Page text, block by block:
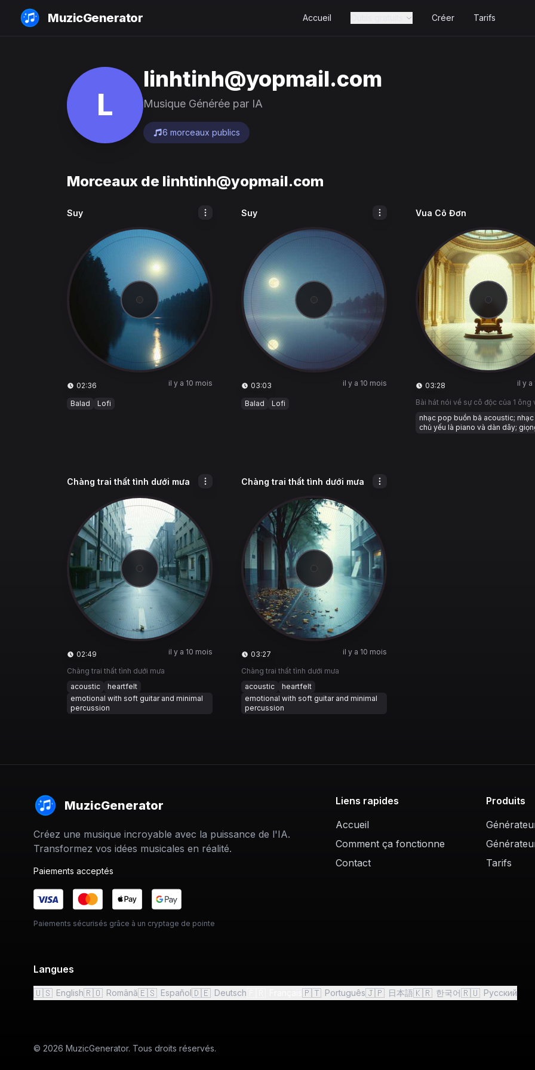
MuzicGenerator Accueil Créer Tarifs
L
linhtinh@yopmail.com
Musique Générée par IA
6 morceaux publics
Morceaux de linhtinh@yopmail.com
Suy
02:36 il y a 10 mois
Balad Lofi
Suy
03:03 il y a 10 mois
Balad Lofi
Vua Cô Đơn
03:28 il y a
Bài hát nói về sự cô độc của 1 ông
nhạc pop buồn bã acoustic;
chủ yếu là piano và dàn dây;
Chàng trai thất tình dưới mưa
02:49 il y a 10 mois
Chàng trai thất tình dưới mưa
acoustic
heartfelt
emotional with soft guitar and minimal
percussion
Chàng trai thất tình dưới mưa
03:27 il y a 10 mois
Chàng trai thất tình dưới mưa
acoustic
heartfelt
emotional with soft guitar and minimal
percussion
MuzicGenerator
Créez une musique incroyable avec la puissance de l'IA.
Transformez vos idées musicales en réalité.
Paiements acceptés
Paiements sécurisés grâce à un cryptage de pointe
Liens rapides
Accueil
Comment ça fonctionne
Contact
Produits
Tarifs
Langues
🇺🇸 English🇷🇴 Română🇪🇸 Español🇩🇪 Deutsch 🇵🇹 Português🇯🇵 日本語🇰🇷 한국어🇷🇺 Русский
© 2026 MuzicGenerator. Tous droits réservés.